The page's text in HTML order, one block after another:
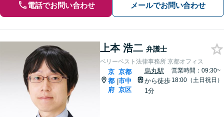
電話でお問い合わせ メールでお問い合わせ
上本 浩二 弁護士
ベリーベスト法律事務所 京都オフィス
京
都
府
|
京都
市中
京区
烏丸駅
から徒歩
1分
営業時間：09:30~
18:00（土日祝日）